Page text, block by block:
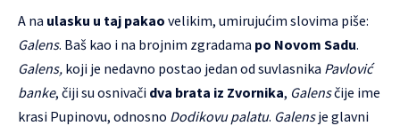
A na ulasku u taj pakao velikim, umirujućim slovima piše:
Galens. Baš kao i na brojnim zgradama po Novom Sadu.
Galens, koji je nedavno postao jedan od suvlasnika Pavlović
banke, čiji su osnivači dva brata iz Zvornika, Galensčije ime
krasi Pupinovu, odnosno Dodikovu palatu. Galensje glavni